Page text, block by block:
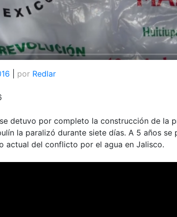
por Redlar
detuvo por completo la construcción de la
la paralizó durante siete días. A 5 años
actual del conflicto por el agua en Jalisco.